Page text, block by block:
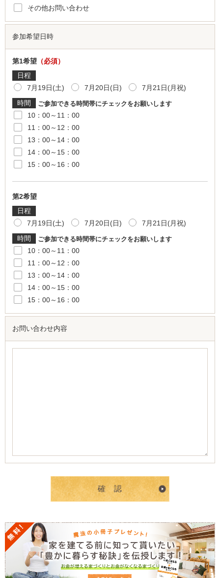
その他お問い合わせ
参加希望日時
第1希望 （必須）
日程
7月19日(土)
7月20日(日)
7月21日(月祝)
時間
ご参加できる時間帯にチェックをお願いします
10：00～11：00
11：00～12：00
13：00～14：00
14：00～15：00
15：00～16：00
...
第2希望
日程
7月19日(土)
7月20日(日)
7月21日(月祝)
時間
ご参加できる時間帯にチェックをお願いします
10：00～11：00
11：00～12：00
13：00～14：00
14：00～15：00
15：00～16：00
お問い合わせ内容